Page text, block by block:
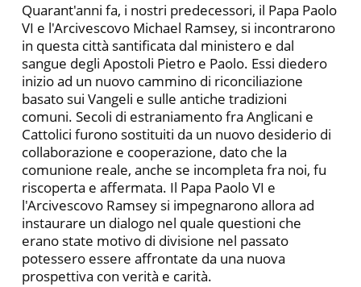
Quarant'anni fa, i nostri predecessori, il Papa Paolo
VI e l'Arcivescovo Michael Ramsey, si incontrarono
in questa città santificata dal ministero e dal
sangue degli Apostoli Pietro e Paolo. Essi diedero
inizio ad un nuovo cammino di riconciliazione
basato sui Vangeli e sulle antiche tradizioni
comuni. Secoli di estraniamento fra Anglicani e
Cattolici furono sostituiti da un nuovo desiderio di
collaborazione e cooperazione, dato che la
comunione reale, anche se incompleta fra noi, fu
riscoperta e affermata. Il Papa Paolo VI e
l'Arcivescovo Ramsey si impegnarono allora ad
instaurare un dialogo nel quale questioni che
erano state motivo di divisione nel passato
potessero essere affrontate da una nuova
prospettiva con verità e carità.